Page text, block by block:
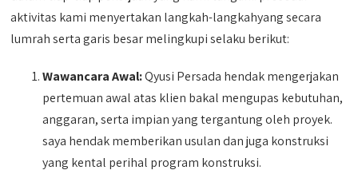
aktivitas kami menyertakan langkah-langkahyang secara
lumrah serta garis besar melingkupi selaku berikut:
Wawancara Awal:Qyusi Persada hendak mengerjakan
pertemuan awal atas klien bakal mengupas kebutuhan,
anggaran, serta impian yang tergantung oleh proyek.
saya hendak memberikan usulan dan juga konstruksi
yang kental perihal program konstruksi.